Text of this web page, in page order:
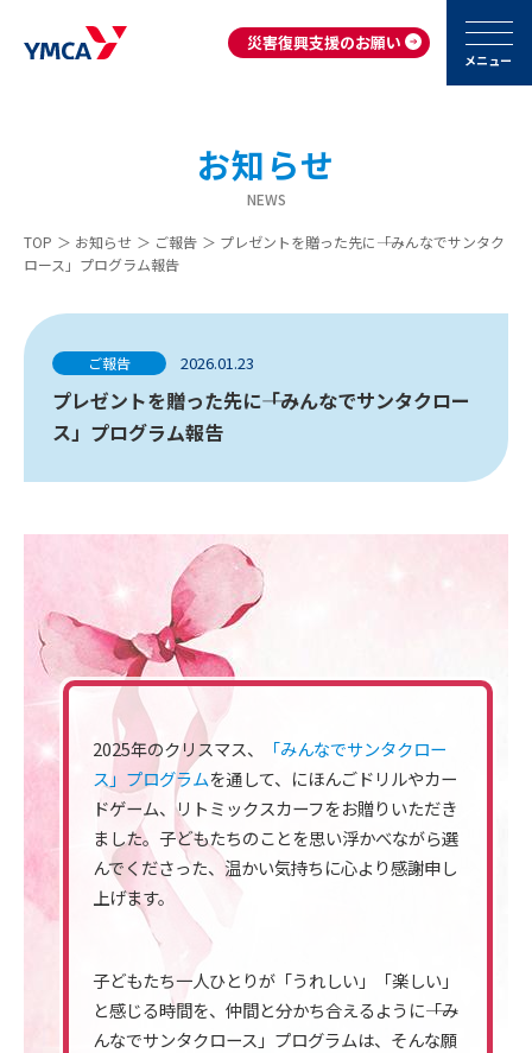
災害復興支援のお願い
メニュー
お知らせ
NEWS
TOP ＞ お知らせ ＞ ご報告 ＞ プレゼントを贈った先に――「みんなでサンタク
ロース」プログラム報告
ご報告 2026.01.23
プレゼントを贈った先に――「みんなでサンタクロー
ス」プログラム報告
2025年のクリスマス、
「みんなでサンタクロー
ス」プログラムを通して、にほんごドリルやカー
ドゲーム、リトミックスカーフをお贈りいただき
ました。子どもたちのことを思い浮かべながら選
んでくださった、温かい気持ちに心より感謝申し
上げます。
子どもたち一人ひとりが「うれしい」「楽しい」
と感じる時間を、仲間と分かち合えるように――「み
んなでサンタクロース」プログラムは、そんな願